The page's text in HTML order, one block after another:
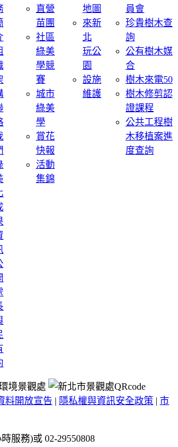
直營
苗團
社區
綠美
學競
賽
城市
綠美
學
賞花
快報
活動
集錦
地圖
來新
北
玩公
園
設施
維護
員會
珍貴樹木查
詢
公有樹木媒
合
樹木來電50
樹木修剪認
證課程
公共工程樹
木移植案進
度查詢
料開放宣告 | 隱私權與資訊安全政策 | 市
服務)或 02-29550808